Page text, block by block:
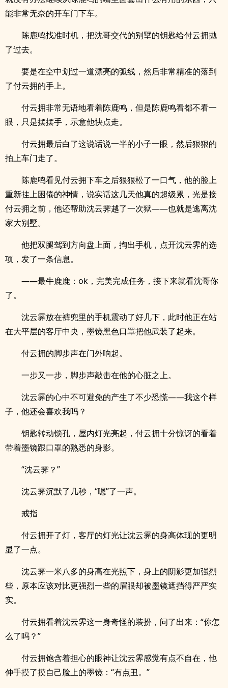
能非常无奈的开车门下车。
陈鹿鸣找准时机，把沈哥交代的别墅的钥匙给付云拥抛
了过去。
要是在空中划过一道漂亮的弧线，然后非常精准的落到
了付云拥的手上。
付云拥非常无语地看着陈鹿鸣，但是陈鹿鸣看都不看一
眼，只是摆摆手，示意他快点走。
付云拥最后白了这说话说一半的小子一眼，然后狠狠的
拍上车门走了。
陈鹿鸣看见付云拥下车之后狠狠松了一口气，他的脸上
重新挂上困倦的神情，说实话这几天他真的超级累，光是接
付云拥之前，他还帮助沈云霁越了一次狱——也就是逃离沈
家大别墅。
他把双腿驾到方向盘上面，掏出手机，点开沈云霁的选
项，发了一条信息。
——最牛鹿鹿：ok，完美完成任务，接下来就看沈哥你
了。
沈云霁放在裤兜里的手机震动了好几下，此时他正在站
在大平层的客厅中央，墨镜黑色口罩把他武装了起来。
付云拥的脚步声在门外响起。
一步又一步，脚步声敲击在他的心脏之上。
沈云霁的心中不可避免的产生了不少恐慌——我这个样
子，他还会喜欢我吗？
钥匙转动锁孔，屋内灯光亮起，付云拥十分惊讶的看着
带着墨镜跟口罩的熟悉的身影。
“沈云霁？”
沈云霁沉默了几秒，“嗯”了一声。
戒指
付云拥开了灯，客厅的灯光让沈云霁的身高体现的更明
显了一点。
沈云霁一米八多的身高在光照下，身上的阴影更加强烈
些，原本应该对比更强烈一些的眉眼却被墨镜遮挡得严严实
实。
付云拥看着沈云霁这一身奇怪的装扮，问了出来：“你怎
么了吗？”
付云拥饱含着担心的眼神让沈云霁感觉有点不自在，他
伸手摸了摸自己脸上的墨镜：“有点丑。”